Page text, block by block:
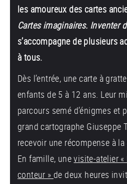
les amoureux des cartes
Cartes imaginaires. Inventer
s’accompagne de plusieurs
à tous.
Dès l’entrée, une carte à
enfants de 5 à 12 ans. Leur
parcours semé d’énigmes et
grand cartographe Giuseppe
recevoir une récompense à
En famille, unevisite-atelier
conteur » de deux heures